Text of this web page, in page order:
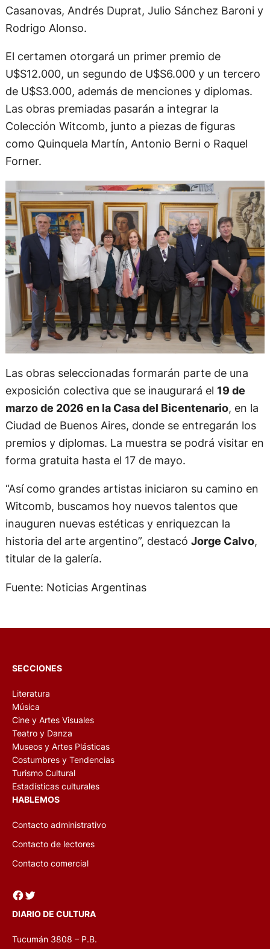
Casanovas, Andrés Duprat, Julio Sánchez Baroni y
Rodrigo Alonso.
El certamen otorgará un primer premio de
U$S12.000, un segundo de U$S6.000 y un tercero
de U$S3.000, además de menciones y diplomas.
Las obras premiadas pasarán a integrar la
Colección Witcomb, junto a piezas de figuras
como Quinquela Martín, Antonio Berni o Raquel
Forner.
Las obras seleccionadas formarán parte de una
exposición colectiva que se inaugurará el 19 de
marzo de 2026 en la Casa del Bicentenario, en la
Ciudad de Buenos Aires, donde se entregarán los
premios y diplomas. La muestra se podrá visitar en
forma gratuita hasta el 17 de mayo.
“Así como grandes artistas iniciaron su camino en
Witcomb, buscamos hoy nuevos talentos que
inauguren nuevas estéticas y enriquezcan la
historia del arte argentino”, destacó Jorge Calvo,
titular de la galería.
Fuente: Noticias Argentinas
SECCIONES
Literatura
Música
Cine y Artes Visuales
Teatro y Danza
Museos y Artes Plásticas
Costumbres y Tendencias
Turismo Cultural
Estadísticas culturales
HABLEMOS
Contacto administrativo
Contacto de lectores
Contacto comercial
Facebook Twitter
DIARIO DE CULTURA
Tucumán 3808 – P.B.